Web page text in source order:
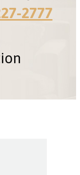
2777